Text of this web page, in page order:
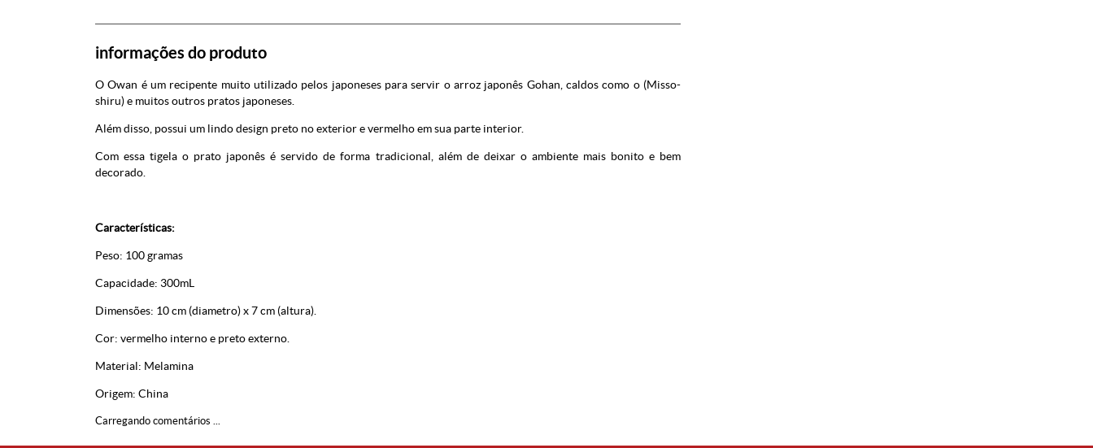
informações do produto
O Owan é um recipente muito utilizado pelos japoneses para servir o arroz japonês Gohan, caldos como o (Misso-
shiru) e muitos outros pratos japoneses.
Além disso, possui um lindo design preto no exterior e vermelho em sua parte interior.
Com essa tigela o prato japonês é servido de forma tradicional, além de deixar o ambiente mais bonito e bem
decorado.
Características:
Peso: 100 gramas
Capacidade: 300mL
Dimensões: 10 cm (diametro) x 7 cm (altura).
Cor: vermelho interno e preto externo.
Material: Melamina
Origem: China
Carregando comentários ...